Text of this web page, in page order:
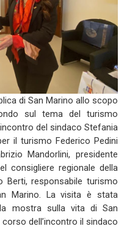
di San Marino allo scopo
sul tema del turismo
del sindaco Stefania
il turismo Federico Pedini
Mandorlini, presidente
consigliere regionale della
Berti, responsabile turismo
Marino. La visita è stata
mostra sulla vita di San
dell’incontro il sindaco